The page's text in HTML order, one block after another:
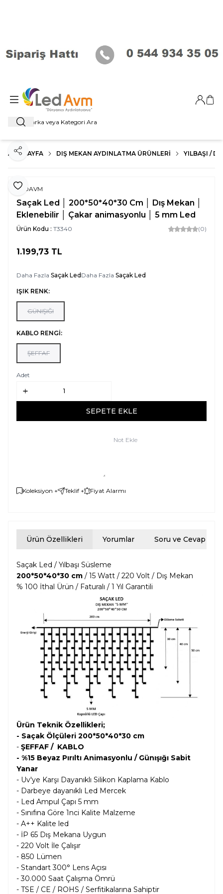
Ara
Giriş
ANA SAYFA DIŞ MEKAN AYDINLATMA ÜRÜNLERI YILBAŞI /
Favoriye Ekle
Paylaş
LEDAVM
Saçak Led │ 200*50*40*30 Cm │ Dış Mekan │
Eklenebilir │ Çakar animasyonlu │ 5 mm Led
Ürün Kodu : T3340 (0)
1.199,73 TL
Daha Fazla Saçak LedDaha Fazla Saçak Led
IŞIK RENK:
GÜNIŞIĞI
KABLO RENGİ:
ŞEFFAF
Adet
SEPETE EKLE
Not Ekle
Koleksiyon + Teklif + Fiyat Alarmı
Ürün Özellikleri Yorumlar Soru ve Cevap
Saçak Led / Yılbaşı Süsleme
200*50*40*30 cm / 15 Watt / 220 Volt / Dış Mekan
% 100 İthal Ürün / Faturalı / 1 Yıl Garantili
Ürün Teknik Özellikleri;
- Saçak Ölçüleri 200*50*40*30 cm
- ŞEFFAF / KABLO
- %15 Beyaz Pırıltı Animasyonlu / Günışığı Sabit
Yanar
- Uv'ye Karşı Dayanıklı Silikon Kaplama Kablo
- Darbeye dayanıklı Led Mercek
- Led Ampul Çapı 5 mm
- Sınıfına Göre 1nci Kalite Malzeme
- A++ Kalite led
- İP 65 Dış Mekana Uygun
- 220 Volt İle Çalışır
- 850 Lümen
- Standart 300° Lens Açısı
- 30.000 Saat Çalışma Ömrü
- TSE / CE / ROHS / Serfitikalarına Sahiptir